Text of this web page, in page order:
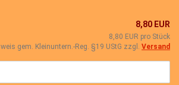
8,80 EUR
8,80 EUR pro Stück
gem. Kleinuntern.-Reg. §19 UStG zzgl. Versand